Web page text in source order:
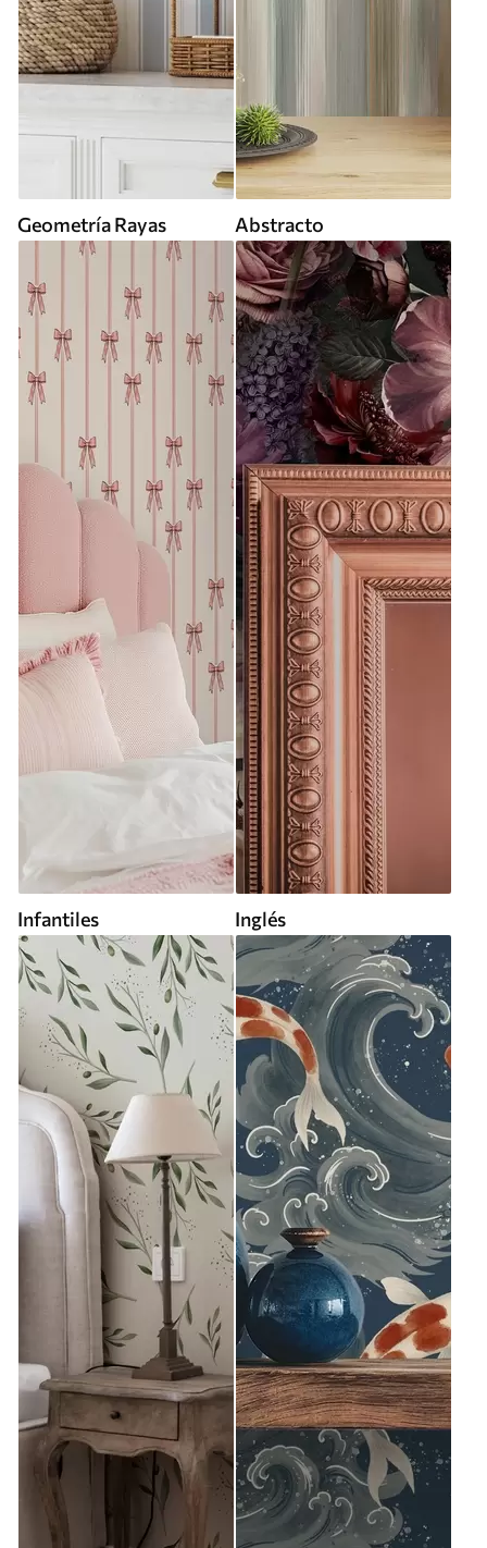
Geometría Rayas Abstracto
Infantiles Inglés